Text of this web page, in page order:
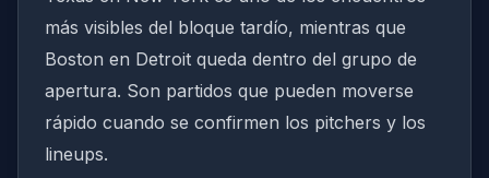
más visibles del bloque tardío, mientras que
Boston en Detroit queda dentro del grupo de
apertura. Son partidos que pueden moverse
rápido cuando se confirmen los pitchers y los
lineups.